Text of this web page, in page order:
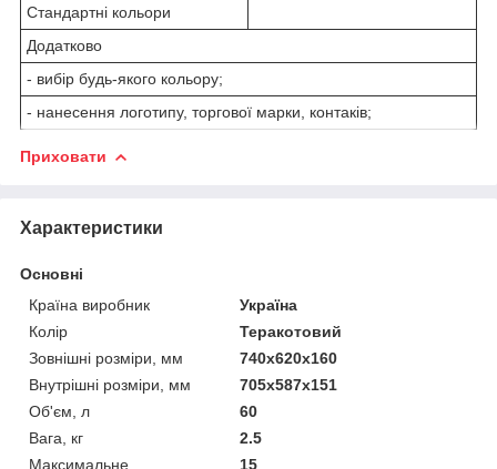
Стандартні кольори
Додатково
- вибір будь-якого кольору;
- нанесення логотипу, торгової марки, контаків;
Приховати
Характеристики
Основні
Країна виробник
Україна
Колір
Теракотовий
Зовнішні розміри, мм
740х620х160
Внутрішні розміри, мм
705х587х151
Об'єм, л
60
Вага, кг
2.5
Максимальне
15